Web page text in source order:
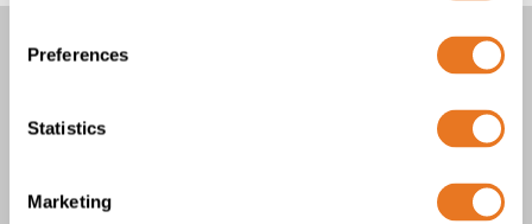
Preferences
Statistics
Marketing
1 producto/s